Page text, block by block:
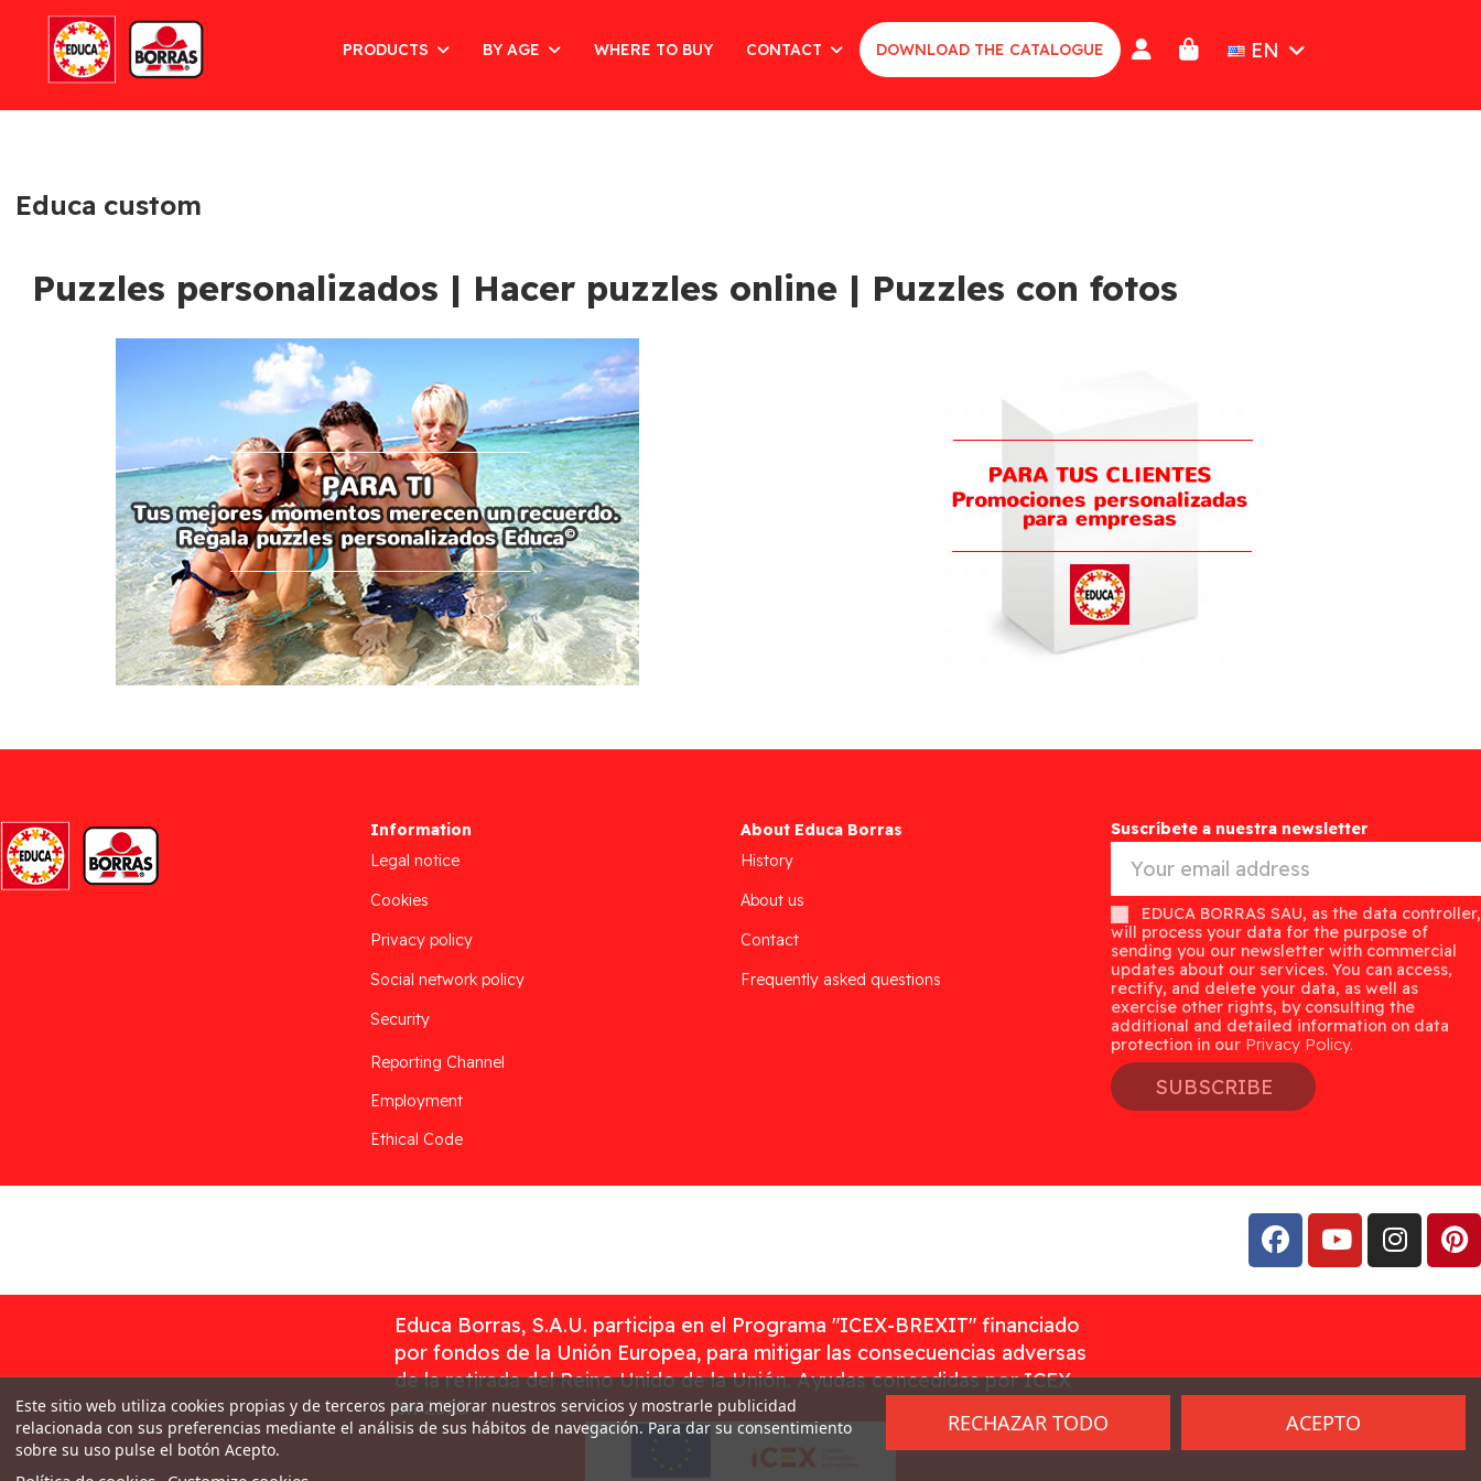
PRODUCTS BY AGE WHERE TO BUY CONTACT DOWNLOAD THE CATALOGUE EN
Educa custom
Puzzles personalizados | Hacer puzzles online | Puzzles con fotos
Information
Legal notice
Cookies
Privacy policy
Social network policy
Security
Reporting Channel
Employment
Ethical Code
About Educa Borras
History
About us
Contact
Frequently asked questions
Suscríbete a nuestra newsletter
EDUCA BORRAS SAU, as the data controller,
will process your data for the purpose of
sending you our newsletter with commercial
updates about our services. You can access,
rectify, and delete your data, as well as
exercise other rights, by consulting the
additional and detailed information on data
protection in our Privacy Policy.
SUBSCRIBE
Educa Borras, S.A.U. participa en el Programa "ICEX-BREXIT" financiado
por fondos de la Unión Europea, para mitigar las consecuencias adversas
de la retirada del Reino Unido de la Unión. Ayudas concedidas por ICEX
en 2023
Este sitio web utiliza cookies propias y de terceros para mejorar nuestros servicios y mostrarle publicidad
relacionada con sus preferencias mediante el análisis de sus hábitos de navegación. Para dar su consentimiento
sobre su uso pulse el botón Acepto.
RECHAZAR TODO ACEPTO